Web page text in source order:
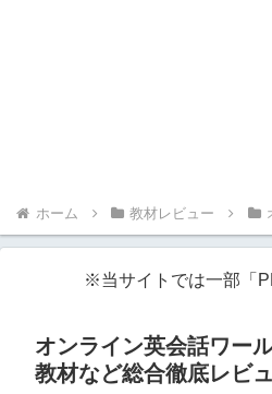
ホーム 教材レビュー
※当サイトでは一部「
オンライン英会話ワー
教材など総合徹底レビ